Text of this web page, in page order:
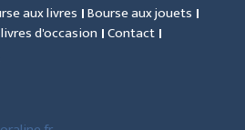
aux livres Bourse aux jouets
d'occasion Contact